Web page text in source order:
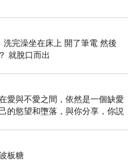
年3月3日，相關資訊及公
農業者，能多多申請一同
吳禕暄/02-8995-3254
完澡坐在床上 開了筆電 然後
就脫口而出
愛與不愛之間，依然是一個缺愛
的慾望和墮落，與你分享，你説
板糖